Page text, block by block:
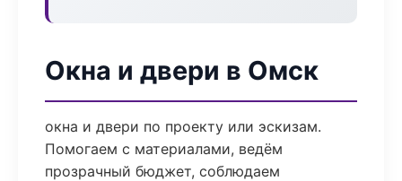
Окна и двери в Омск
окна и двери по проекту или эскизам.
Помогаем с материалами, ведём
прозрачный бюджет, соблюдаем